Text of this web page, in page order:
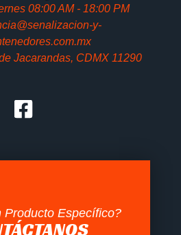
08:00 AM - 18:00 PM
y-
Jacarandas, CDMX 11290
Producto Específico?